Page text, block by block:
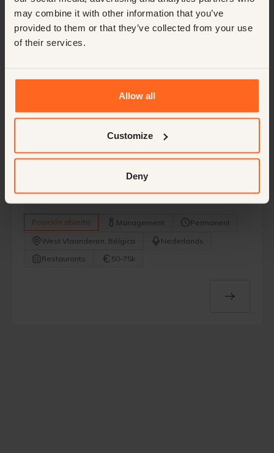
may combine it with other information that you’ve
provided to them or that they’ve collected from your use
of their services.
Allow all
Customize
Deny
Únase a esta vibrante organización para marcar la diferencia.
Posición abierta
Chef de Cuisine de un restaurante en
Bélgica
Chef, si no es carne, ¡no soy yo! Rock & Roll. ¡Sin aire, pero con
Posición abierta Management
Permanent
West Vlaanderen, Bélgica
Nederlands
Restaurants
50-75k